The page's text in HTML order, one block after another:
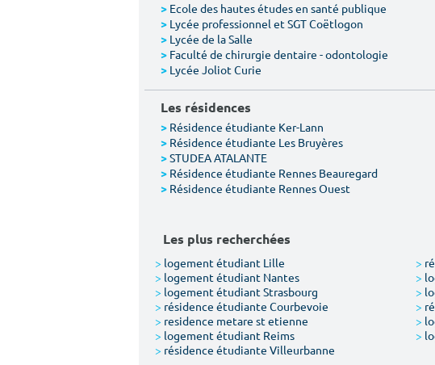
> Ecole des hautes études en santé publique
> Lycée professionnel et SGT Coëtlogon
> Lycée de la Salle
> Faculté de chirurgie dentaire - odontologie
> Lycée Joliot Curie
Les résidences
> Résidence étudiante Ker-Lann
> Résidence étudiante Les Bruyères
>STUDEA ATALANTE
> Résidence étudiante Rennes Beauregard
> Résidence étudiante Rennes Ouest
Les plus recherchées
> logement étudiant Lille >
> logement étudiant Nantes >
> logement étudiant Strasbourg >
> résidence étudiante Courbevoie >
> residence metare st etienne >
> logement étudiant Reims >
> résidence étudiante Villeurbanne